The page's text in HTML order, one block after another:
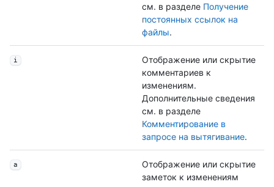
см. в разделе Получение
постоянных ссылок на
файлы.
i
Отображение или скрытие
комментариев к
изменениям.
Дополнительные сведения
см. в разделе
Комментирование в
запросе на вытягивание.
а
Отображение или скрытие
заметок к изменениям